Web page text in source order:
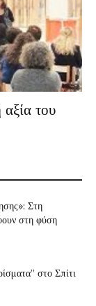
του
Στη
στη φύση
στο Σπίτι